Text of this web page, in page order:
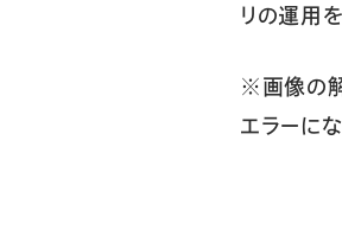
リの運用
※画像の
エラーに